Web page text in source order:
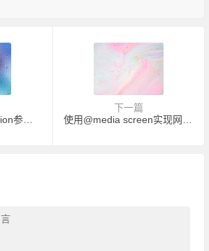
在html中，各个position参数的区别，附带详细案例
下一篇
使用@media screen实现网页适应不同的分辨率